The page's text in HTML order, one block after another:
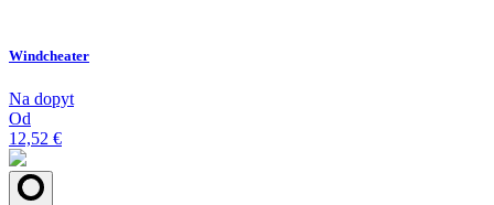
Windcheater
Na dopyt
Od
12,52 €